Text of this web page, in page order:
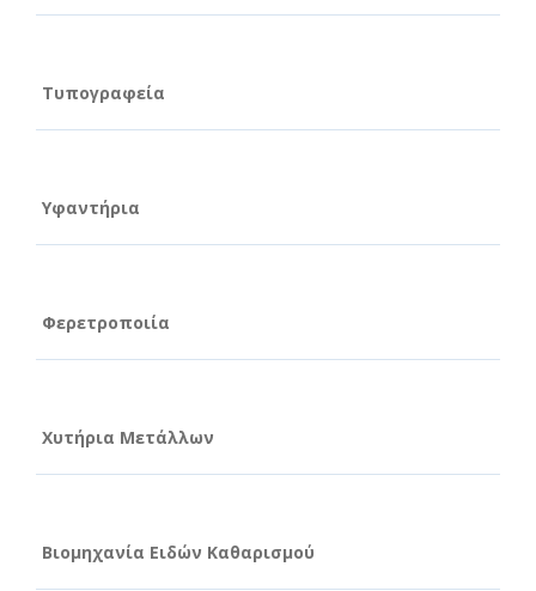
Τυπογραφεία
Υφαντήρια
Φερετροποιία
Χυτήρια Μετάλλων
Βιομηχανία Ειδών Καθαρισμού